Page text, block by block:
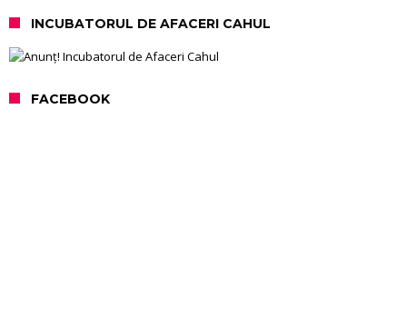
INCUBATORUL DE AFACERI CAHUL
FACEBOOK